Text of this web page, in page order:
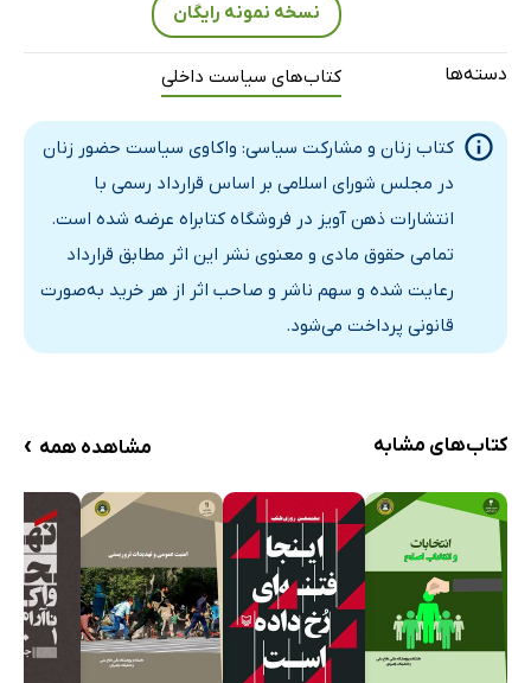
نسخه نمونه رایگان
دسته‌ها کتاب‌های سیاست داخلی
کتاب زنان و مشارکت سیاسی: واکاوی سیاست حضور زنان
در مجلس شورای اسلامی بر اساس قرارداد رسمی با
انتشارات ذهن آویز در فروشگاه کتابراه عرضه شده است.
تمامی حقوق مادی و معنوی نشر این اثر مطابق قرارداد
رعایت شده و سهم ناشر و صاحب اثر از هر خرید به‌صورت
قانونی پرداخت می‌شود.
کتاب‌های مشابه مشاهده همه ›